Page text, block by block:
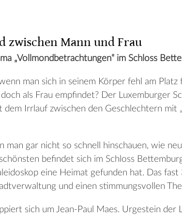
zwischen Mann und Frau
„Vollmondbetrachtungen“ im Schloss
man sich in seinem Körper fehl am
als Frau empfindet? Der Luxemburger
dem Irrlauf zwischen den Geschlechtern mit
man gar nicht so schnell hinschauen, wie
befindet sich im Schloss
eine Heimat gefunden hat. Das
und einen stimmungsvollen
sich um Jean-Paul Maes. Urgestein der